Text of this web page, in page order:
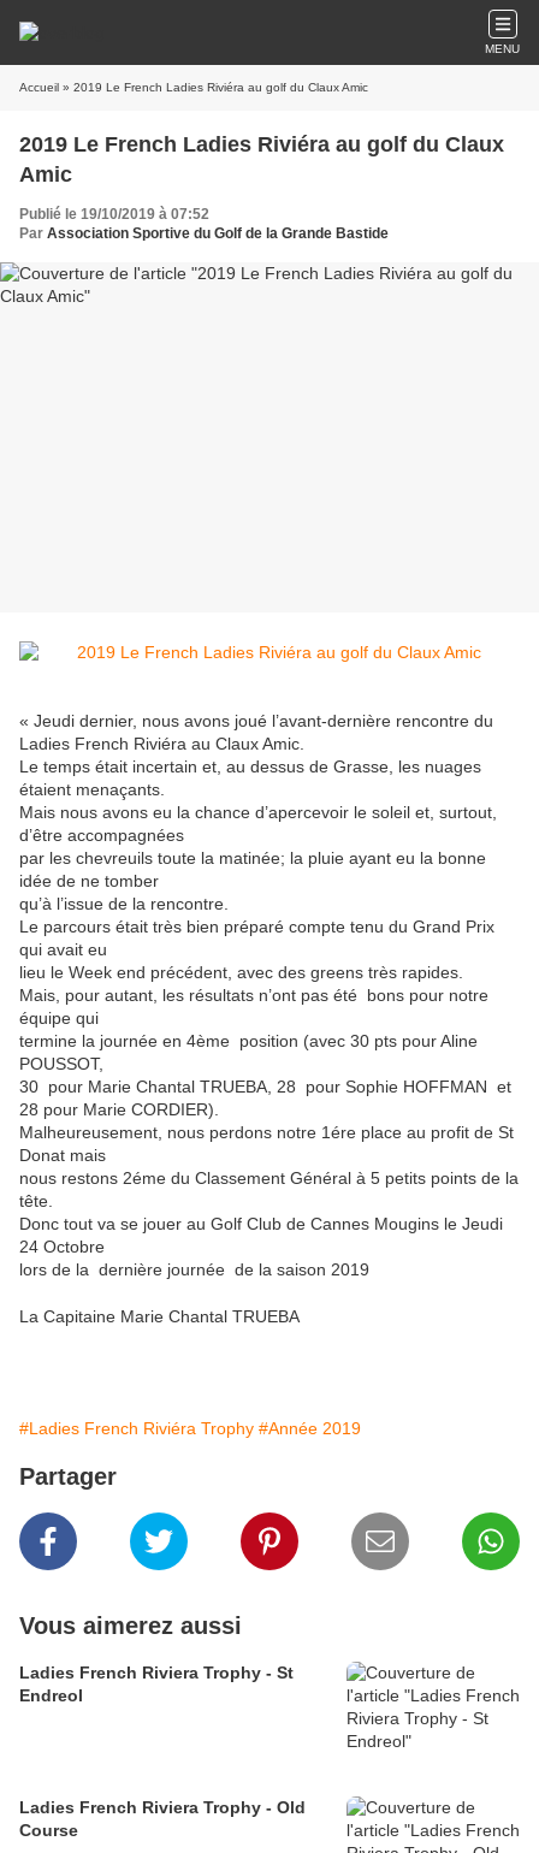
MENU
Accueil » 2019 Le French Ladies Riviéra au golf du Claux Amic
2019 Le French Ladies Riviéra au golf du Claux
Amic
Publié le 19/10/2019 à 07:52
Par Association Sportive du Golf de la Grande Bastide
« Jeudi dernier, nous avons joué l’avant-dernière rencontre du
Ladies French Riviéra au Claux Amic.
Le temps était incertain et, au dessus de Grasse, les nuages
étaient menaçants.
Mais nous avons eu la chance d’apercevoir le soleil et, surtout,
d’être accompagnées
par les chevreuils toute la matinée; la pluie ayant eu la bonne
idée de ne tomber
qu’à l’issue de la rencontre.
Le parcours était très bien préparé compte tenu du Grand Prix
qui avait eu
lieu le Week end précédent, avec des greens très rapides.
Mais, pour autant, les résultats n’ont pas été bons pour notre
équipe qui
termine la journée en 4ème position (avec 30 pts pour Aline
POUSSOT,
30 pour Marie Chantal TRUEBA, 28 pour Sophie HOFFMAN et
28 pour Marie CORDIER).
Malheureusement, nous perdons notre 1ére place au profit de St
Donat mais
nous restons 2éme du Classement Général à 5 petits points de la
tête.
Donc tout va se jouer au Golf Club de Cannes Mougins le Jeudi
24 Octobre
lors de la dernière journée de la saison 2019
La Capitaine Marie Chantal TRUEBA
#Ladies French Riviéra Trophy #Année 2019
Partager
Vous aimerez aussi
Ladies French Riviera Trophy - St
Endreol
Ladies French Riviera Trophy - Old
Course